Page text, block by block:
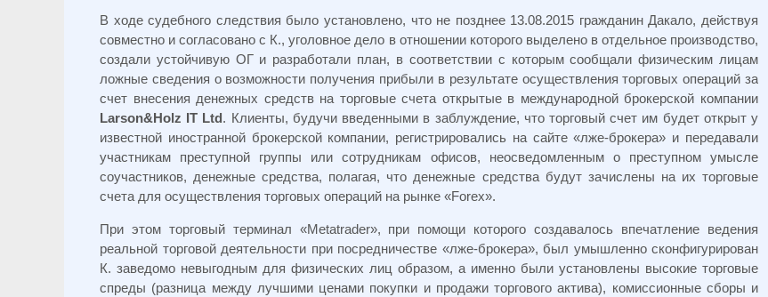
В ходе судебного следствия было установлено, что не позднее 13.08.2015 гражданин Дакало, действуя
совместно и согласовано с К., уголовное дело в отношении которого выделено в отдельное производство,
создали устойчивую ОГ и разработали план, в соответствии с которым сообщали физическим лицам
ложные сведения о возможности получения прибыли в результате осуществления торговых операций за
счет внесения денежных средств на торговые счета открытые в международной брокерской компании
Larson&Holz IT Ltd. Клиенты, будучи введенными в заблуждение, что торговый счет им будет открыт у
известной иностранной брокерской компании, регистрировались на сайте «лже-брокера» и передавали
участникам преступной группы или сотрудникам офисов, неосведомленным о преступном умысле
соучастников, денежные средства, полагая, что денежные средства будут зачислены на их торговые
счета для осуществления торговых операций на рынке «Forex».
При этом торговый терминал «Metatrader», при помощи которого создавалось впечатление ведения
реальной торговой деятельности при посредничестве «лже-брокера», был умышленно сконфигурирован
К. заведомо невыгодным для физических лиц образом, а именно были установлены высокие торговые
спреды (разница между лучшими ценами покупки и продажи торгового актива), комиссионные сборы и